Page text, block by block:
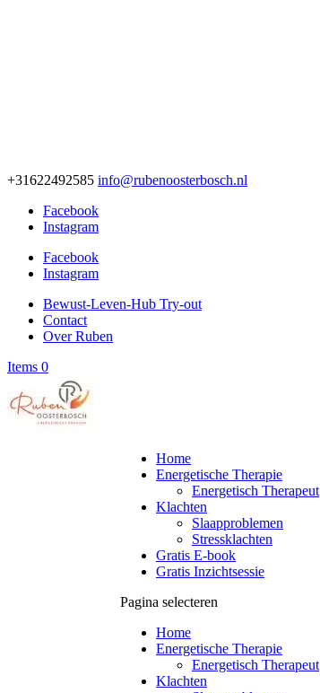
+31622492585 info@rubenoosterbosch.nl
Facebook
Instagram
Facebook
Instagram
Bewust-Leven-Hub Try-out
Contact
Over Ruben
Items 0
Home
Energetische Therapie
Energetisch Therapeut
Klachten
Slaapproblemen
Stressklachten
Gratis E-book
Gratis Inzichtsessie
Pagina selecteren
Home
Energetische Therapie
Energetisch Therapeut
Klachten